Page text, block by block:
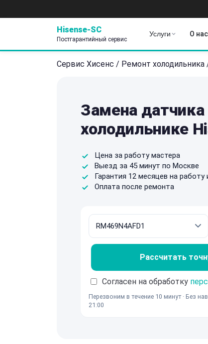
Hisense-SC
Постгарантийный сервис
Услуги О нас
Сервис Хисенс / Ремонт холодильника
Замена
холодильнике
Цена за работу мастера
Выезд за 45 минут по Москве
Гарантия 12 месяцев на работу
Оплата после ремонта
Рассчитать
Согласен на обработку
Перезвоним в течение 10 минут · Без
21:00